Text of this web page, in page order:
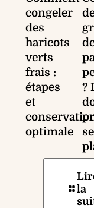
congeler
des
haricots
verts
frais :
étapes
et
optimale
la
?